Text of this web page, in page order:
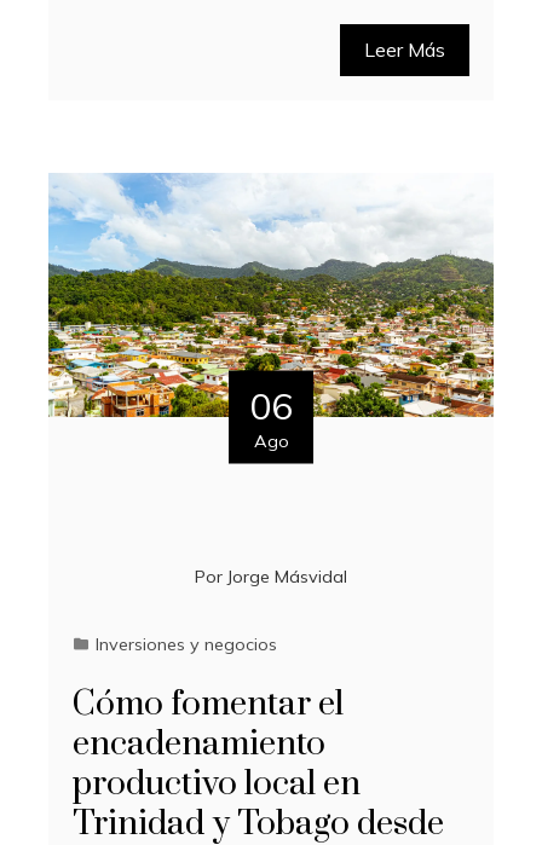
Leer Más
06
Ago
Por Jorge Másvidal
Inversiones y negocios
Cómo fomentar el
encadenamiento
productivo local en
Trinidad y Tobago desde